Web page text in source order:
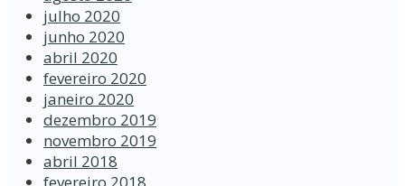
julho 2020
junho 2020
abril 2020
fevereiro 2020
janeiro 2020
dezembro 2019
novembro 2019
abril 2018